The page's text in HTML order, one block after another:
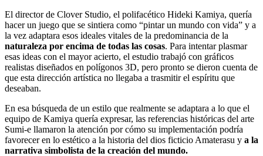
El director de Clover Studio, el polifacético Hideki Kamiya, quería
hacer un juego que se sintiera como “pintar un mundo con vida” y a
la vez adaptara esos ideales vitales de la predominancia de la
naturaleza por encima de todas las cosas. Para intentar plasmar
esas ideas con el mayor acierto, el estudio trabajó con gráficos
realistas diseñados en polígonos 3D, pero pronto se dieron cuenta de
que esta dirección artística no llegaba a trasmitir el espíritu que
deseaban.
En esa búsqueda de un estilo que realmente se adaptara a lo que el
equipo de Kamiya quería expresar, las referencias históricas del arte
Sumi-e llamaron la atención por cómo su implementación podría
favorecer en lo estético a la historia del dios ficticio Amaterasu y a la
narrativa simbolista de la creación del mundo.